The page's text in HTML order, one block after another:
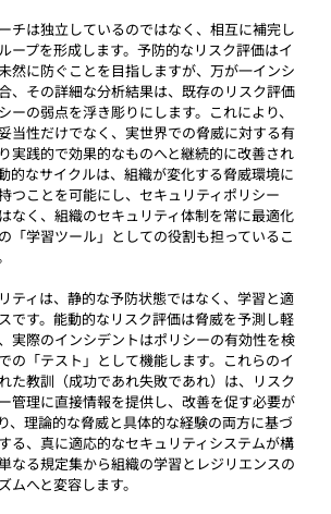
チは独立しているのではなく、相互に補完し
ープを形成します。予防的なリスク評価はイ
然に防ぐことを目指しますが、万が一インシ
、その詳細な分析結果は、既存のリスク評価
ーの弱点を浮き彫りにします。これにより、
当性だけでなく、実世界での脅威に対する有
実践的で効果的なものへと継続的に改善され
的なサイクルは、組織が変化する脅威環境に
つことを可能にし、セキュリティポリシー
なく、組織のセキュリティ体制を常に最適化
「学習ツール」としての役割も担っているこ
ティは、静的な予防状態ではなく、学習と適
です。能動的なリスク評価は脅威を予測し軽
実際のインシデントはポリシーの有効性を検
の「テスト」として機能します。これらのイ
た教訓（成功であれ失敗であれ）は、リスク
管理に直接情報を提供し、改善を促す必要が
、理論的な脅威と具体的な経験の両方に基づ
る、真に適応的なセキュリティシステムが構
なる規定集から組織の学習とレジリエンスの
ムへと変容します。